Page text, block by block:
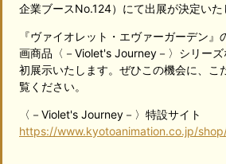
企業ブースNo.124）にて出展が決定いた
『ヴァイオレット・エヴァーガーデン
画商品〈－Violet's Journey－〉シリー
初展示いたします。ぜひこの機会に、こ
覧ください。
〈－Violet's Journey－〉特設サイト
https://www.kyotoanimation.co.jp/